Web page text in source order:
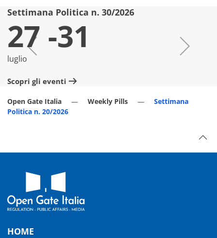
Settimana Politica n. 30/2026
27 -31
luglio
Scopri gli eventi
Open Gate Italia Weekly Pills
Settimana
Politica n. 20/2026
HOME